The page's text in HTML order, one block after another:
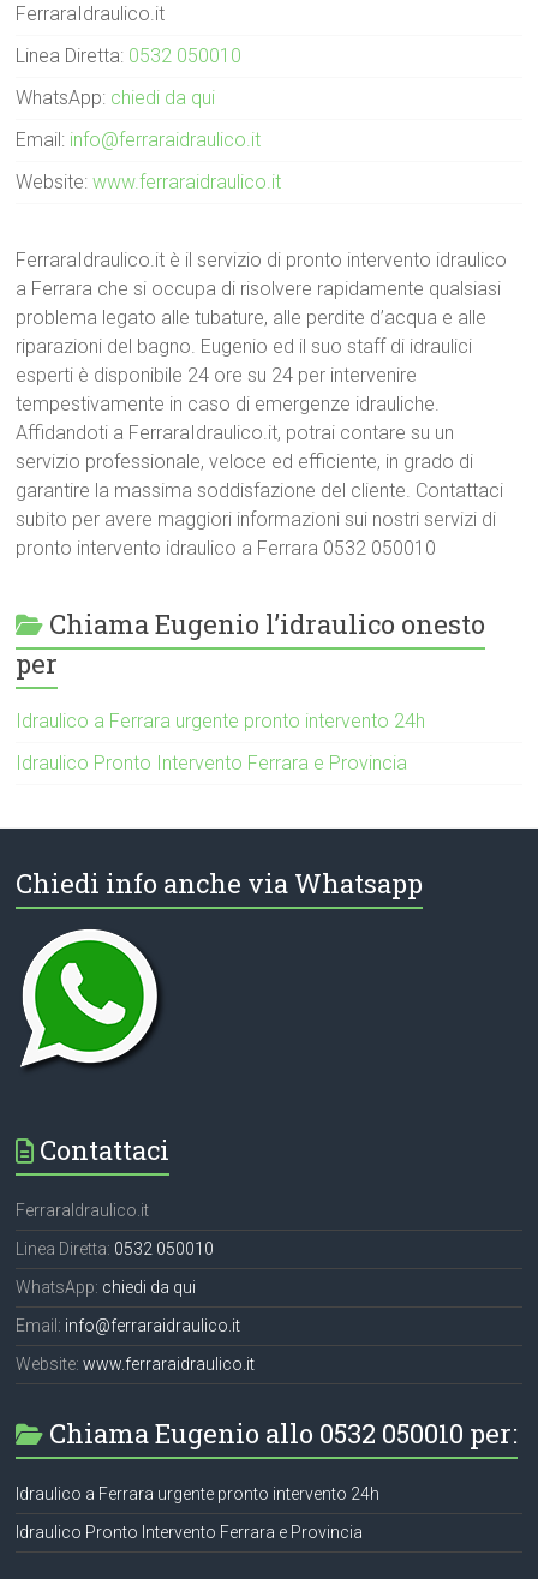
FerraraIdraulico.it
Linea Diretta: 0532 050010
WhatsApp: chiedi da qui
Email: info@ferraraidraulico.it
Website:www.ferraraidraulico.it
FerraraIdraulico.it è il servizio di pronto intervento idraulico
a Ferrara che si occupa di risolvere rapidamente qualsiasi
problema legato alle tubature, alle perdite d’acqua e alle
riparazioni del bagno. Eugenio ed il suo staff di idraulici
esperti è disponibile 24 ore su 24 per intervenire
tempestivamente in caso di emergenze idrauliche.
Affidandoti a FerraraIdraulico.it, potrai contare su un
servizio professionale, veloce ed efficiente, in grado di
garantire la massima soddisfazione del cliente. Contattaci
subito per avere maggiori informazioni sui nostri servizi di
pronto intervento idraulico a Ferrara 0532 050010
Chiama Eugenio l’idraulico onesto
per
Idraulico a Ferrara urgente pronto intervento 24h
Idraulico Pronto Intervento Ferrara e Provincia
Chiedi info anche via Whatsapp
Contattaci
FerraraIdraulico.it
Linea Diretta: 0532 050010
WhatsApp: chiedi da qui
Email: info@ferraraidraulico.it
Website:www.ferraraidraulico.it
Chiama Eugenio allo 0532 050010 per:
Idraulico a Ferrara urgente pronto intervento 24h
Idraulico Pronto Intervento Ferrara e Provincia